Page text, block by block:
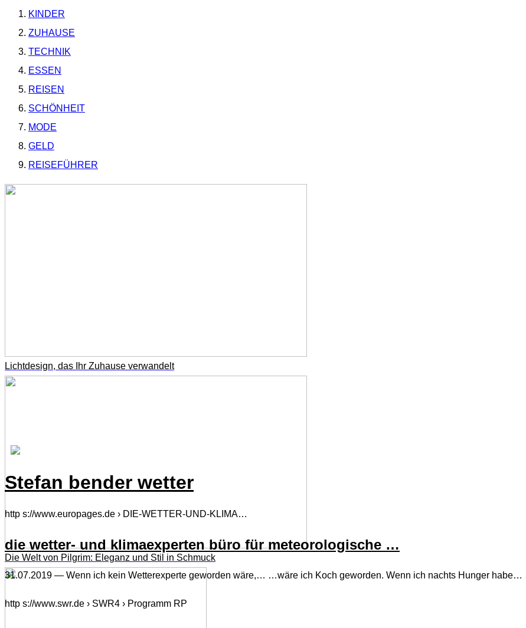
KINDER
ZUHAUSE
TECHNIK
ESSEN
REISEN
SCHÖNHEIT
MODE
GELD
REISEFÜHRER
Lichtdesign, das Ihr Zuhause verwandelt
Die Welt von Pilgrim: Eleganz und Stil in Schmuck
Stefan bender wetter
http s://www.europages.de › DIE-WETTER-UND-KLIMA…
die wetter- und klimaexperten büro für meteorologische …
31.07.2019 — Wenn ich kein Wetterexperte geworden wäre,… …wäre ich Koch geworden. Wenn ich nachts Hunger
http s://www.swr.de › SWR4 › Programm RP